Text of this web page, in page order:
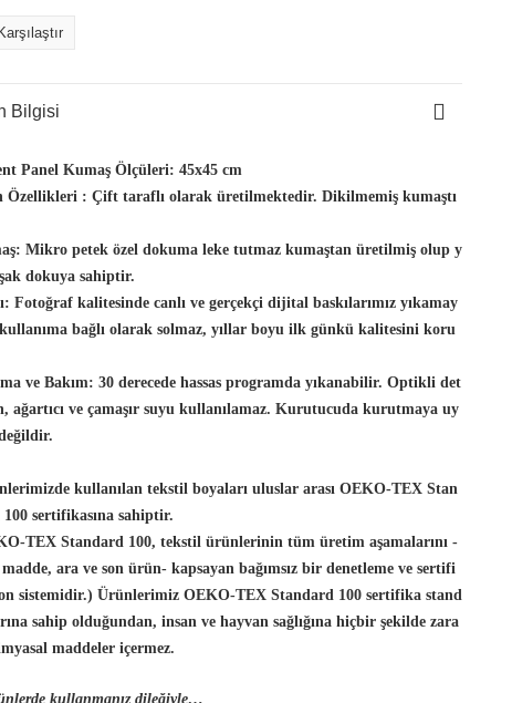
Karşılaştır
Bilgisi
Panel Kumaş Ölçüleri: 45x45 cm
Özellikleri : Çift taraflı olarak üretilmektedir. Dikilmemiş kumaştı
Mikro petek özel dokuma leke tutmaz kumaştan üretilmiş olup y
dokuya sahiptir.
Fotoğraf kalitesinde canlı ve gerçekçi dijital baskılarımız yıkamay
bağlı olarak solmaz, yıllar boyu ilk günkü kalitesini koru
ve Bakım: 30 derecede hassas programda yıkanabilir. Optikli det
ağartıcı ve çamaşır suyu kullanılamaz. Kurutucuda kurutmaya uy
kullanılan tekstil boyaları uluslar arası OEKO-TEX Stan
sertifikasına sahiptir.
TEX Standard 100, tekstil ürünlerinin tüm üretim aşamalarını -
ara ve son ürün- kapsayan bağımsız bir denetleme ve sertifi
sistemidir.) Ürünlerimiz OEKO-TEX Standard 100 sertifika stand
sahip olduğundan, insan ve hayvan sağlığına hiçbir şekilde zara
maddeler içermez.
kullanmanız dileğiyle…